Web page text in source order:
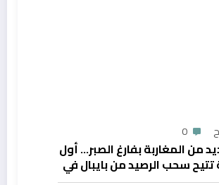
0
من المغاربة بفارغ الصبر… أول
سحب الرصيد من بايبال في